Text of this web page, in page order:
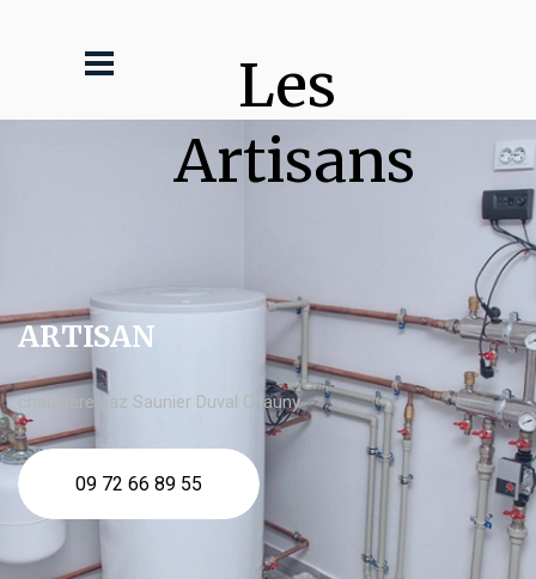
Les
Artisans
ARTISAN
chaudière gaz Saunier Duval Chauny
09 72 66 89 55